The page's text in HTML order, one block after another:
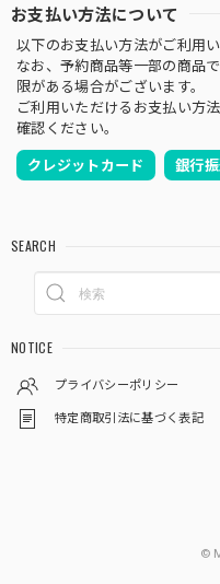
お支払い方法について
以下のお支払い方法がご利用い
なお、予約商品等一部の商品
限がある場合がございます。
ご利用いただけるお支払い方
確認ください。
クレジットカード 銀行
SEARCH
NOTICE
プライバシーポリシー
特定商取引法に基づく表記
©